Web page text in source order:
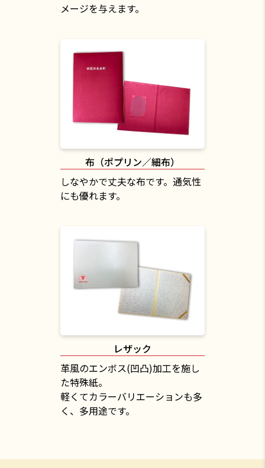
メージを与えます。
布（ポプリン／細布）
しなやかで丈夫な布です。通気性
にも優れます。
レザック
革風のエンボス(凹凸)加工を施し
た特殊紙。
軽くてカラーバリエーションも多
く、多用途です。